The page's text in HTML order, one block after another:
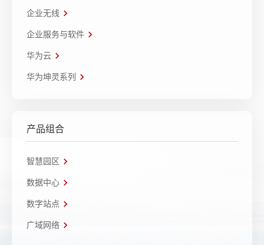
企业无线
企业服务与软件
华为云
华为坤灵系列
产品组合
智慧园区
数据中心
数字站点
广域网络